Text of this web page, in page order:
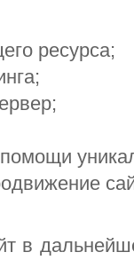
ресурса;
в